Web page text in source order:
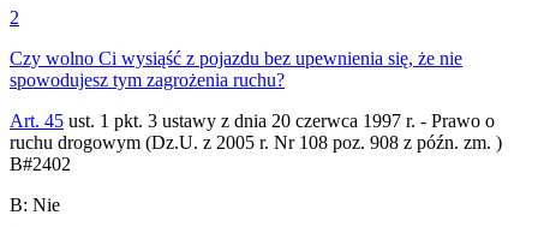
2
Czy wolno Ci wysiąść z pojazdu bez upewnienia się, że nie
spowodujesz tym zagrożenia ruchu?
Art. 45 ust. 1 pkt. 3 ustawy z dnia 20 czerwca 1997 r. - Prawo o
ruchu drogowym (Dz.U. z 2005 r. Nr 108 poz. 908 z późn. zm. )
B#2402
B: Nie